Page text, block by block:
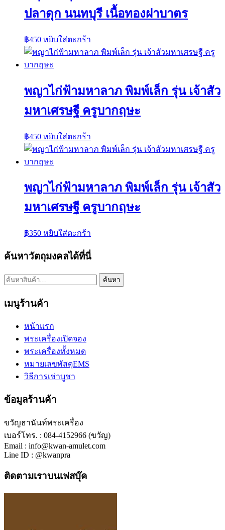
ปลาดุก นนทบุรี เนื้อทองฝาบาตร
฿450 หยิบใส่ตะกร้า
พญาไก่ฟ้ามหาลาภ พิมพ์เล็ก รุ่น เจ้าสัว
มหาเศรษฐี ครูบากฤษะ
฿450 หยิบใส่ตะกร้า
พญาไก่ฟ้ามหาลาภ พิมพ์เล็ก รุ่น เจ้าสัว
มหาเศรษฐี ครูบากฤษะ
฿350 หยิบใส่ตะกร้า
ค้นหาวัตถุมงคลได้ที่นี่
ค้นหา: ค้นหา
เมนูร้านค้า
หน้าแรก
พระเครื่องเปิดจอง
พระเครื่องทั้งหมด
หมายเลขพัสดุEMS
วิธีการเช่าบูชา
ข้อมูลร้านค้า
ขวัญธานันท์พระเครื่อง
เบอร์โทร. : 084-4152966 (ขวัญ)
Email : info@kwan-amulet.com
Line ID : @kwanpra
ติดตามเราบนเฟสบุ๊ค